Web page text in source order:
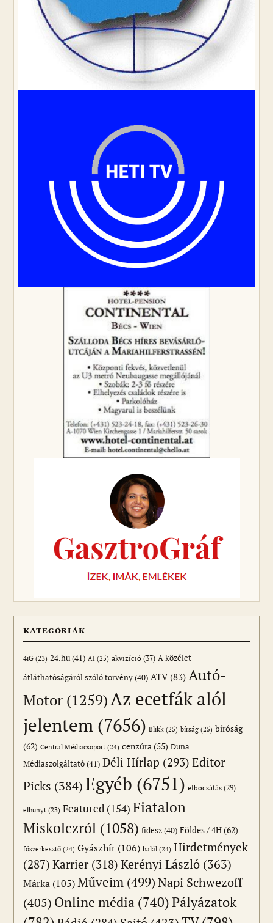
KATEGÓRIÁK
4iG (23) 24.hu(41) AI (25) akvizíció (37) A közélet
átláthatóságáról szóló törvény(40) ATV(83) Autó-
Motor (1259)Az ecetfák alól
jelentem (7656) Blikk (25) bírság (25) bíróság
(62) Central Médiacsoport (24) cenzúra(55) Duna
Médiaszolgáltató(41) Déli Hírlap (293) Editor
Picks (384)Egyéb (6751) elbocsátás (29)
elhunyt (23) Featured (154) Fiatalon
Miskolczról (1058) fidesz(40) Földes / 4H(62)
főszerkesztő (24) Gyászhír (106) halál (24) Hirdetmények
(287) Karrier(318) Kerényi László (363)
Márka (105) Műveim (499)Napi Schwezoff
(405) Online média (740)Pályázatok